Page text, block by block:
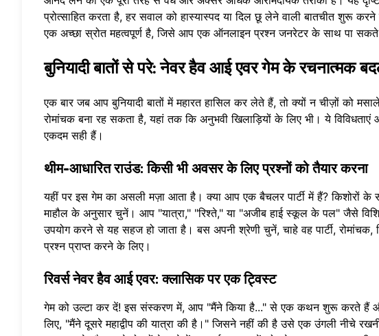
प्रोत्साहित करता है, हर सवाल को हास्यास्पद या दिल छू लेने वाली बातचीत शुरू
एक अच्छा स्रोत महत्वपूर्ण है, जिसे आप एक ऑनलाइन प्रश्न जनरेटरके साथ पा सकते
बुनियादी बातों से परे: नेवर हैव आई एवर गेम के रचनात्मक
एक बार जब आप बुनियादी बातों में महारत हासिल कर लेते हैं, तो क्यों न चीज़ों को
रोमांचक बना रह सकता है, यहां तक कि अनुभवी खिलाड़ियों के लिए भी। ये
एकदम सही हैं।
थीम-आधारित राउंड: किसी भी अवसर के लिए प्रश्नों को तैयार करना
यहीं पर इस गेम का असली मज़ा आता है। क्या आप एक बैचलर पार्टी में हैं? किशोरों
माहौल के अनुसार चुनें। आप "यात्रा," "रिश्ते," या "अजीब हाई स्कूल के पल" जैसे
उपयोग करने से यह सहज हो जाता है। बस अपनी श्रेणी चुनें, चाहे वह पार्टी,
प्रश्न प्राप्त करने के लिए।
रिवर्स नेवर हैव आई एवर: क्लासिक पर एक ट्विस्ट
गेम को उल्टा कर दें! इस संस्करण में, आप "मैंने किया है..." से एक कथन शुरू करते हैं और
लिए, "मैंने दूसरे महाद्वीप की यात्रा की है।" जिसने नहीं की है उसे एक उंगली नीचे